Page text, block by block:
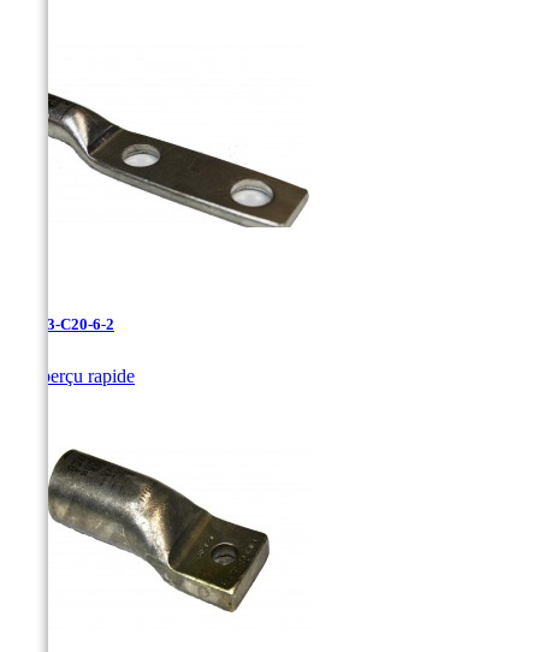
LAN-3-C20-6-2
Aperçu rapide